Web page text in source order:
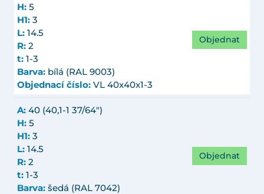
H: 5
H1: 3
L: 14.5
R: 2
t: 1-3
Barva: bílá (RAL 9003)
Objednací číslo: VL 40x40x1-3
Objednat
A: 40 (40,1-1 37/64")
H: 5
H1: 3
L: 14.5
R: 2
t: 1-3
Barva: šedá (RAL 7042)
Objednat